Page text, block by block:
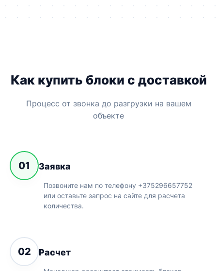
Как купить блоки с доставкой
Процесс от звонка до разгрузки на вашем
объекте
01 Заявка
Позвоните нам по телефону +375296657752
или оставьте запрос на сайте для расчета
количества.
02 Расчет